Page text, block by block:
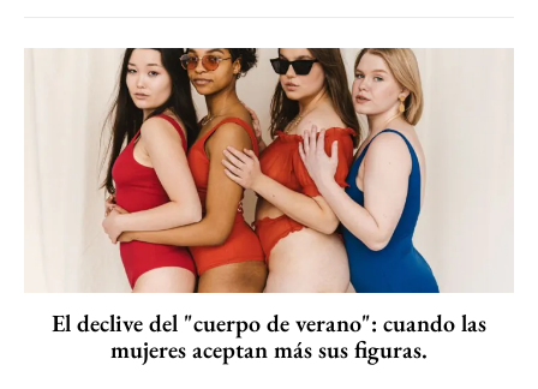
El declive del "cuerpo de verano": cuando las
mujeres aceptan más sus figuras.